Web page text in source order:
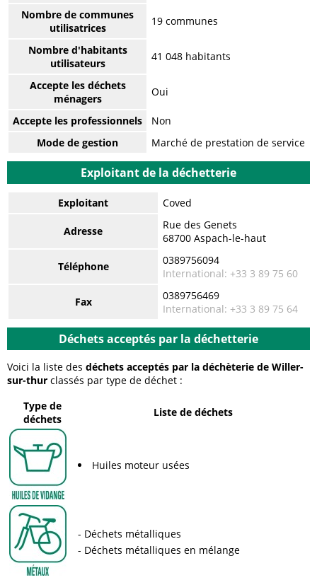
Nombre de communes
utilisatrices
19 communes
Nombre d'habitants
utilisateurs
41 048 habitants
Accepte les déchets
ménagers
Oui
Accepte les professionnels
Non
Mode de gestion
Marché de prestation de service
Exploitant de la déchetterie
Exploitant Coved
Adresse
Rue des Genets
68700 Aspach-le-haut
Téléphone
0389756094
International: +33 3 89 75 60
Fax
0389756469
International: +33 3 89 75 64
Déchets acceptés par la déchetterie
Voici la liste des déchets acceptés par la déchèterie de Willer-
sur-thur classés par type de déchet :
Type de
déchets
Liste de déchets
Huiles moteur usées
Déchets métalliques
Déchets métalliques en mélange